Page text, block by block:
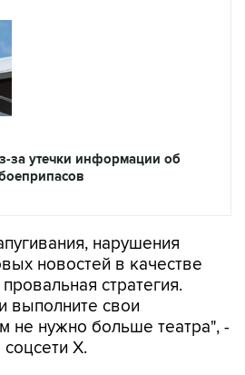
за утечки информации об
нарушения
новостей в качестве
стратегия.
выполните свои
не нужно больше театра", -
X.